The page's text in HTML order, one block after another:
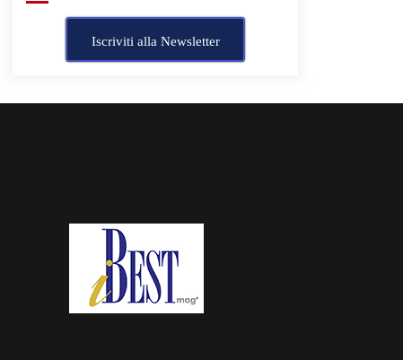
Iscriviti alla Newsletter